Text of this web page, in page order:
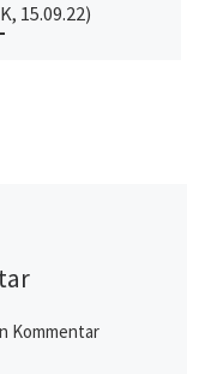
15.09.22)
Kommentar